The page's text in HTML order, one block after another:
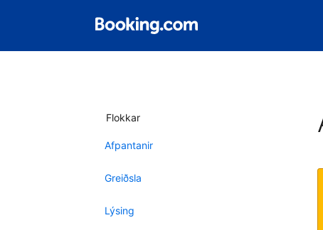
Flokkar
Afpantanir
Greiðsla
Lýsing